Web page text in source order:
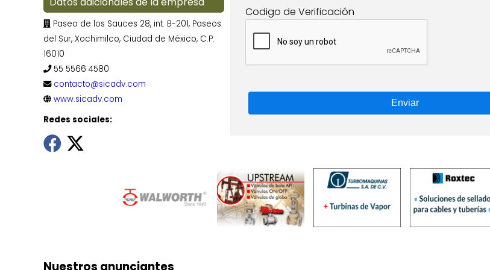
Paseo de los Sauces 28, int. B-201, Paseos
del Sur, Xochimilco, Ciudad de México, C.P.
16010
55 5566 4580
contacto@sicadv.com
www.sicadv.com
Redes sociales:
Codigo de Verificación
Enviar